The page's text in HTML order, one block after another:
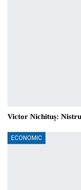
Victor Nichituș:
ECONOMIC